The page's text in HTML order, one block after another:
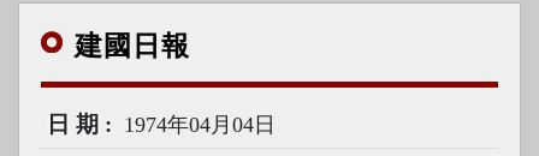
建國 日報
日期 1974年04月04日